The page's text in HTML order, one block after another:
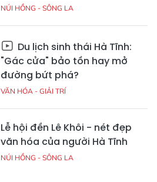
NÚI HỒNG - SÔNG LA
Du lịch sinh thái Hà Tĩnh:
"Gác cửa" bảo tồn hay mở
đường bứt phá?
VĂN HÓA - GIẢI TRÍ
Lễ hội đền Lê Khôi - nét đẹp
văn hóa của người Hà Tĩnh
NÚI HỒNG - SÔNG LA